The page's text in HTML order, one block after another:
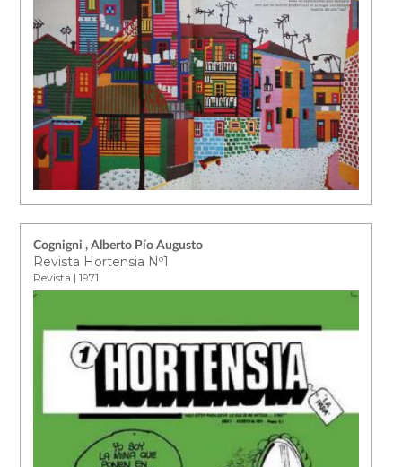
Cognigni , Alberto Pío Augusto
Revista Hortensia Nº1
Revista | 1971